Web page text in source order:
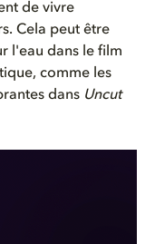
de vivre
. Cela peut être
l'eau dans le film
, comme les
dans Uncut